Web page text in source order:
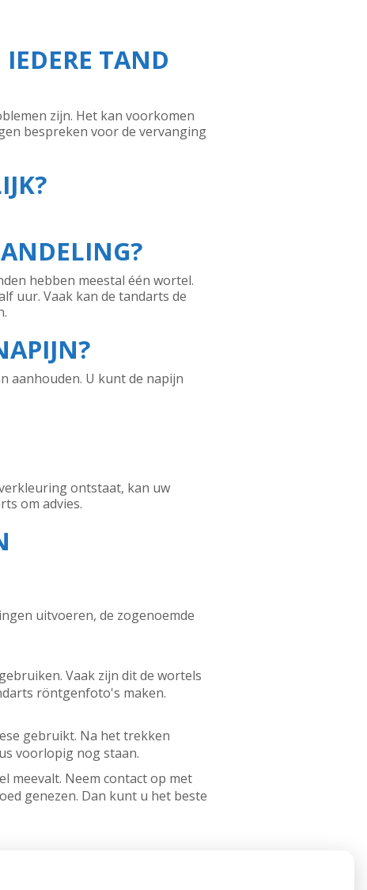
TAND
zijn. Het kan voorkomen
bespreken voor de vervanging
hebben meestal één wortel.
uur. Vaak kan de tandarts de
aanhouden. U kunt de napijn
ontstaat, kan uw
om advies.
uitvoeren, de zogenoemde
Vaak zijn dit de wortels
röntgenfoto's maken.
gebruikt. Na het trekken
voorlopig nog staan.
meevalt. Neem contact op met
genezen. Dan kunt u het beste
uit. Dit voorkomt dat er later